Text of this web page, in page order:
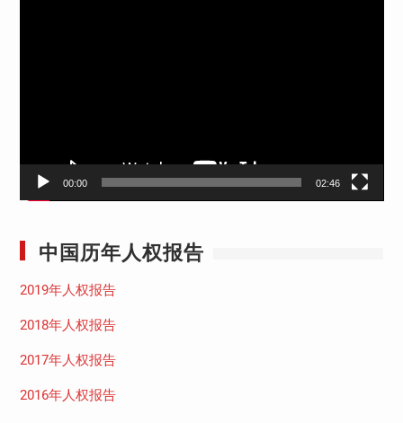
00:00 02:46
中国历年人权报告
2019年人权报告
2018年人权报告
2017年人权报告
2016年人权报告